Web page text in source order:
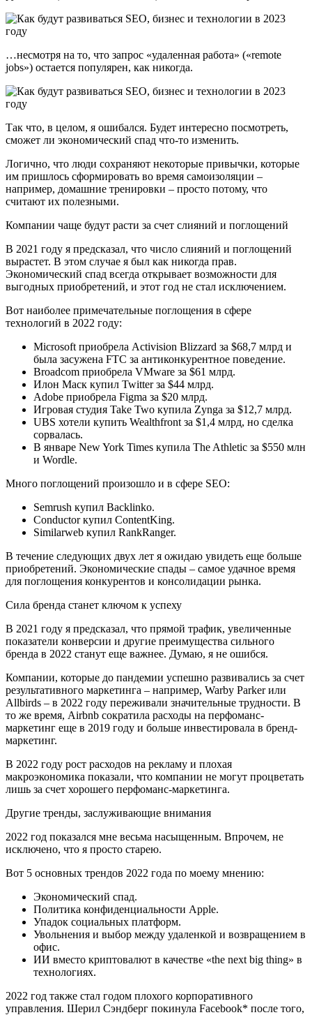
…несмотря на то, что запрос «удаленная работа» («remote
jobs») остается популярен, как никогда.
Так что, в целом, я ошибался. Будет интересно посмотреть,
сможет ли экономический спад что-то изменить.
Логично, что люди сохраняют некоторые привычки, которые
им пришлось сформировать во время самоизоляции –
например, домашние тренировки – просто потому, что
считают их полезными.
Компании чаще будут расти за счет слияний и поглощений
В 2021 году я предсказал, что число слияний и поглощений
вырастет. В этом случае я был как никогда прав.
Экономический спад всегда открывает возможности для
выгодных приобретений, и этот год не стал исключением.
Вот наиболее примечательные поглощения в сфере
технологий в 2022 году:
Microsoft приобрела Activision Blizzard за $68,7 млрд и
была засужена FTC за антиконкурентное поведение.
Broadcom приобрела VMware за $61 млрд.
Илон Маск купил Twitter за $44 млрд.
Adobe приобрела Figma за $20 млрд.
Игровая студия Take Two купила Zynga за $12,7 млрд.
UBS хотели купить Wealthfront за $1,4 млрд, но сделка
сорвалась.
В январе New York Times купила The Athletic за $550 млн
и Wordle.
Много поглощений произошло и в сфере SEO:
Semrush купил Backlinko.
Conductor купил ContentKing.
Similarweb купил RankRanger.
В течение следующих двух лет я ожидаю увидеть еще больше
приобретений. Экономические спады – самое удачное время
для поглощения конкурентов и консолидации рынка.
Сила бренда станет ключом к успеху
В 2021 году я предсказал, что прямой трафик, увеличенные
показатели конверсии и другие преимущества сильного
бренда в 2022 станут еще важнее. Думаю, я не ошибся.
Компании, которые до пандемии успешно развивались за счет
результативного маркетинга – например, Warby Parker или
Allbirds – в 2022 году переживали значительные трудности. В
то же время, Airbnb сократила расходы на перфоманс-
маркетинг еще в 2019 году и больше инвестировала в бренд-
маркетинг.
В 2022 году рост расходов на рекламу и плохая
макроэкономика показали, что компании не могут процветать
лишь за счет хорошего перфоманс-маркетинга.
Другие тренды, заслуживающие внимания
2022 год показался мне весьма насыщенным. Впрочем, не
исключено, что я просто старею.
Вот 5 основных трендов 2022 года по моему мнению:
Экономический спад.
Политика конфиденциальности Apple.
Упадок социальных платформ.
Увольнения и выбор между удаленкой и возвращением в
офис.
ИИ вместо криптовалют в качестве «the next big thing» в
технологиях.
2022 год также стал годом плохого корпоративного
управления. Шерил Сэндберг покинула Facebook* после того,